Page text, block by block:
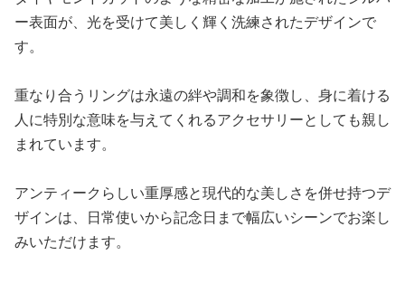
ー表面が、光を受けて美しく輝く洗練されたデザインで
す。
重なり合うリングは永遠の絆や調和を象徴し、身に着ける
人に特別な意味を与えてくれるアクセサリーとしても親し
まれています。
アンティークらしい重厚感と現代的な美しさを併せ持つデ
ザインは、日常使いから記念日まで幅広いシーンでお楽し
みいただけます。